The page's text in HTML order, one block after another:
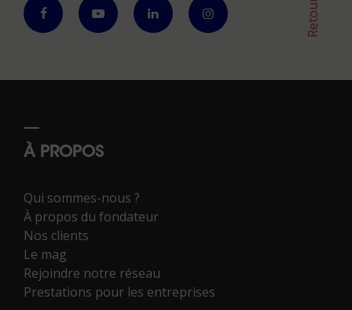
À PROPOS
Qui sommes-nous ?
À propos du fondateur
Nos clients
Le mag
Rejoindre notre réseau
Prestations pour les entreprises